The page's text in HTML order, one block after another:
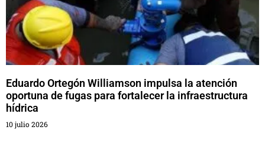
Eduardo Ortegón Williamson impulsa la atención
oportuna de fugas para fortalecer la infraestructura
hídrica
10 julio 2026